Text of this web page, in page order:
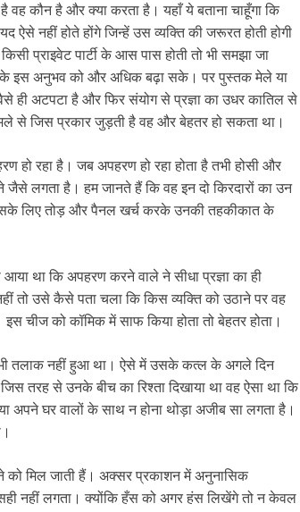
कौन है और क्या करता है। यहाँ ये बताना चाहूँगा कि
नहीं होते होंगे जिन्हें उस व्यक्ति की जरूरत होती होगी
प्राइवेट पार्टी के आस पास होती तो भी समझा जा
इस अनुभव को और अधिक बढ़ा सके। पर पुस्तक मेले या
ही अटपटा है और फिर संयोग से प्रज्ञा का उधर कातिल से
से जिस प्रकार जुड़ती है वह और बेहतर हो सकता था।
हो रहा है। जब अपहरण हो रहा होता है तभी होसी और
जैसे लगता है। हम जानते हैं कि वह इन दो किरदारों का उन
इसके लिए तोड़ और पैनल खर्च करके उनकी तहकीकात के
था कि अपहरण करने वाले ने सीधा प्रज्ञा का ही
तो उसे कैसे पता चला कि किस व्यक्ति को उठाने पर वह
चीज को कॉमिक में साफ किया होता तो बेहतर होता।
तलाक नहीं हुआ था। ऐसे में उसके कत्ल के अगले दिन
तरह से उनके बीच का रिश्ता दिखाया था वह ऐसा था कि
अपने घर वालों के साथ न होना थोड़ा अजीब सा लगता है।
मिल जाती हैं। अक्सर प्रकाशन में अनुनासिक
नहीं लगता। क्योंकि हँस को अगर हंस लिखेंगे तो न केवल